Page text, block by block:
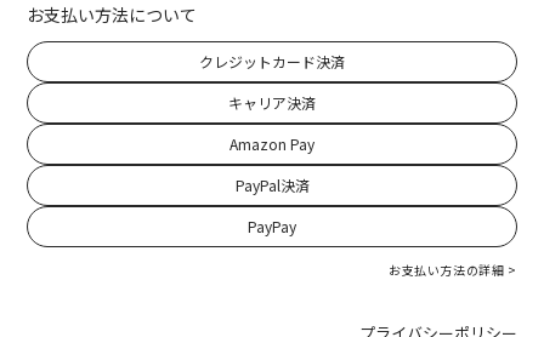
お支払い方法について
クレジットカード決済
キャリア決済
Amazon Pay
PayPal決済
PayPay
お支払い方法の詳細 >